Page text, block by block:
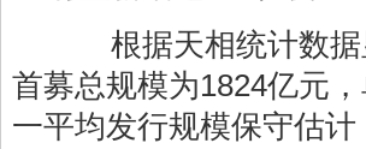
根据天相统计数据
首募总规模为1824亿元
一平均发行规模保守估